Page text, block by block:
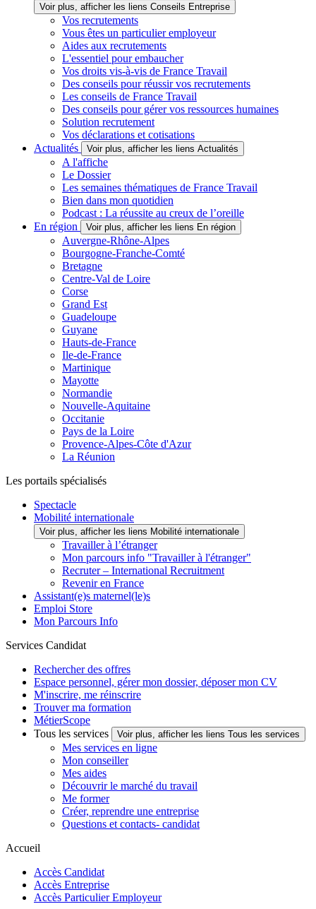
Voir plus, afficher les liens Conseils Entreprise
Vos recrutements
Vous êtes un particulier employeur
Aides aux recrutements
L'essentiel pour embaucher
Vos droits vis-à-vis de France Travail
Des conseils pour réussir vos recrutements
Les conseils de France Travail
Des conseils pour gérer vos ressources humaines
Solution recrutement
Vos déclarations et cotisations
Actualités
Voir plus, afficher les liens Actualités
A l'affiche
Le Dossier
Les semaines thématiques de France Travail
Bien dans mon quotidien
Podcast : La réussite au creux de l’oreille
En région
Voir plus, afficher les liens En région
Auvergne-Rhône-Alpes
Bourgogne-Franche-Comté
Bretagne
Centre-Val de Loire
Corse
Grand Est
Guadeloupe
Guyane
Hauts-de-France
Ile-de-France
Martinique
Mayotte
Normandie
Nouvelle-Aquitaine
Occitanie
Pays de la Loire
Provence-Alpes-Côte d'Azur
La Réunion
Les portails spécialisés
Spectacle
Mobilité internationale
Voir plus, afficher les liens Mobilité internationale
Travailler à l’étranger
Mon parcours info "Travailler à l'étranger"
Recruter – International Recruitment
Revenir en France
Assistant(e)s maternel(le)s
Emploi Store
Mon Parcours Info
Services Candidat
Rechercher des offres
Espace personnel, gérer mon dossier, déposer mon CV
M'inscrire, me réinscrire
Trouver ma formation
MétierScope
Tous les services
Voir plus, afficher les liens Tous les services
Mes services en ligne
Mon conseiller
Mes aides
Découvrir le marché du travail
Me former
Créer, reprendre une entreprise
Questions et contacts- candidat
Accueil
Accès Candidat
Accès Entreprise
Accès Particulier Employeur